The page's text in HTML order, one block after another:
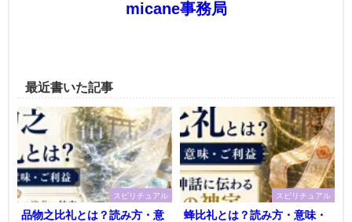
micane事務局
最近書いた記事
スピリチュアル
品物之比礼とは？読み方・意
スピリチュアル
蜂比礼とは？読み方・意味・